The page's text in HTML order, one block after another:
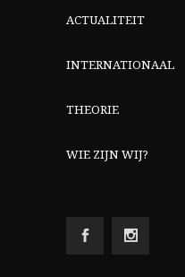
ACTUALITEIT
INTERNATIONAAL
THEORIE
WIE ZIJN WIJ?